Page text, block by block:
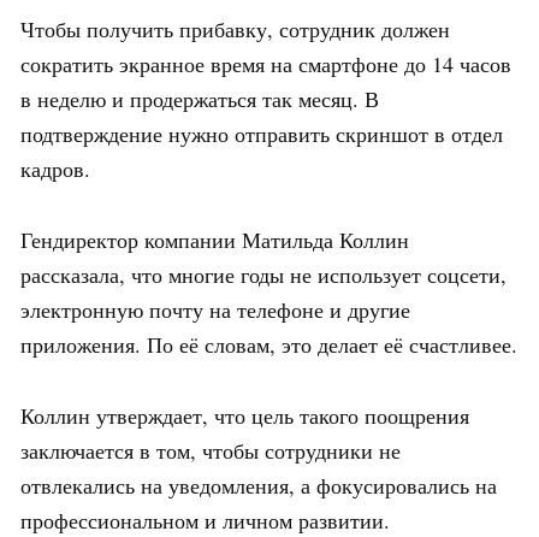
Чтобы получить прибавку, сотрудник должен
сократить экранное время на смартфоне до 14 часов
в неделю и продержаться так месяц. В
подтверждение нужно отправить скриншот в отдел
кадров.
Гендиректор компании Матильда Коллин
рассказала, что многие годы не использует соцсети,
электронную почту на телефоне и другие
приложения. По её словам, это делает её счастливее.
Коллин утверждает, что цель такого поощрения
заключается в том, чтобы сотрудники не
отвлекались на уведомления, а фокусировались на
профессиональном и личном развитии.